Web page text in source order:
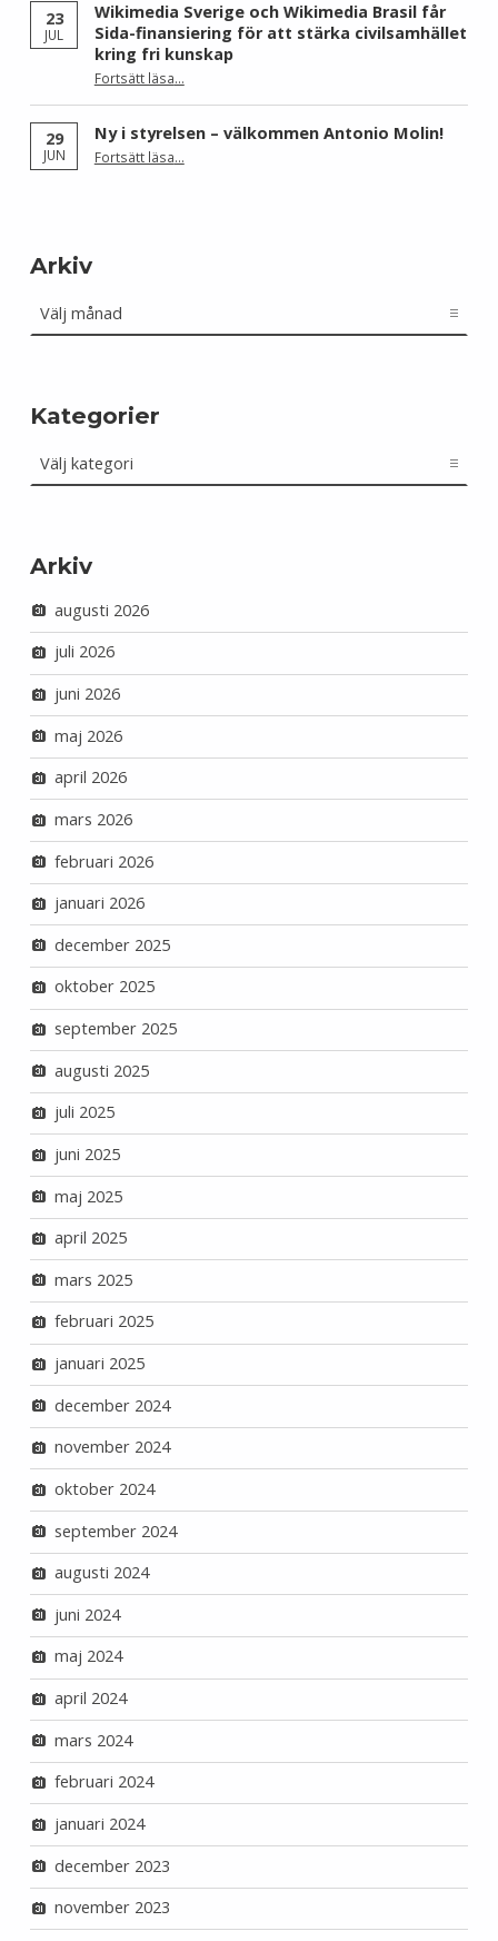
23
JUL
Wikimedia Sverige och Wikimedia Brasil får
Sida-finansiering för att stärka civilsamhället
kring fri kunskap
Fortsätt läsa“Wikimedia Sverige och Wikimedia Brasil får Sida-finansiering för att stärka civilsamhället kring fri kunskap”
…
29
JUN
Ny i styrelsen – välkommen Antonio Molin!
Fortsätt läsa“Ny i styrelsen – välkommen Antonio Molin!”
…
Arkiv
Kategorier
Arkiv
augusti 2026
juli 2026
juni 2026
maj 2026
april 2026
mars 2026
februari 2026
januari 2026
december 2025
oktober 2025
september 2025
augusti 2025
juli 2025
juni 2025
maj 2025
april 2025
mars 2025
februari 2025
januari 2025
december 2024
november 2024
oktober 2024
september 2024
augusti 2024
juni 2024
maj 2024
april 2024
mars 2024
februari 2024
januari 2024
december 2023
november 2023